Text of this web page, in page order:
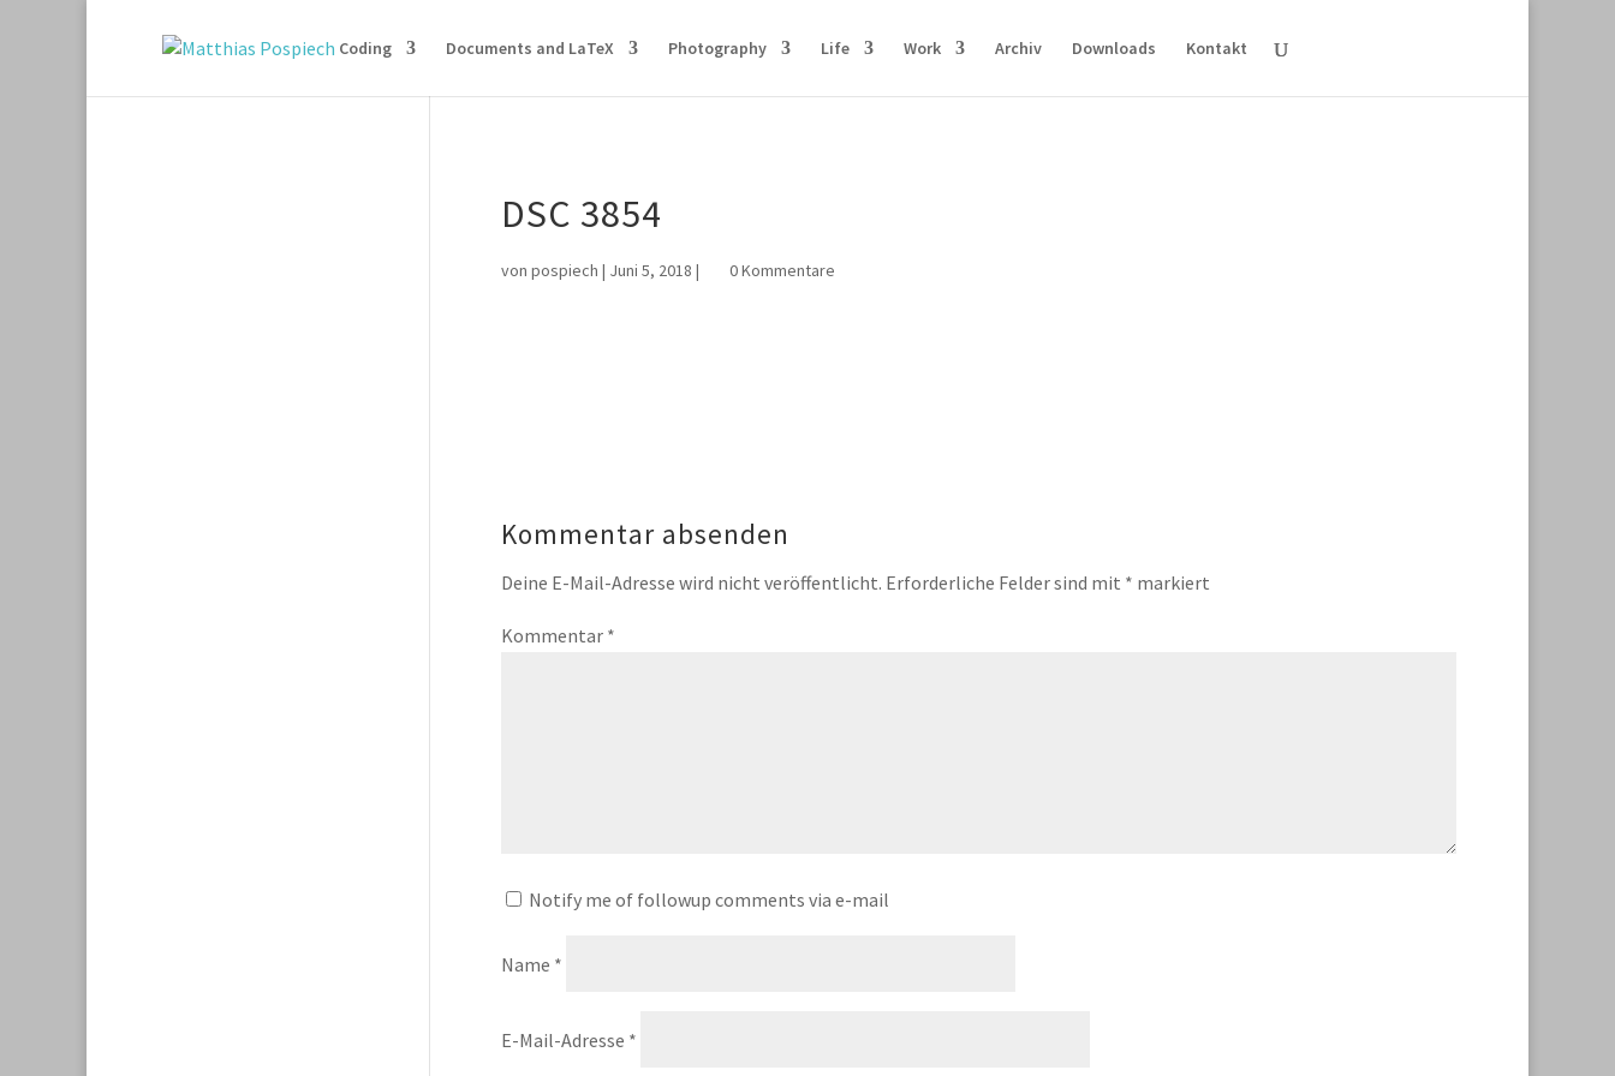
Coding Documents and LaTeX Photography Life Work Archiv Downloads Kontakt
DSC 3854
von pospiech | Juni 5, 2018 | 0 Kommentare
Kommentar absenden
Deine E-Mail-Adresse wird nicht veröffentlicht. Erforderliche Felder sind mit * markiert
Kommentar *
Notify me of followup comments via e-mail
Name *
E-Mail-Adresse *